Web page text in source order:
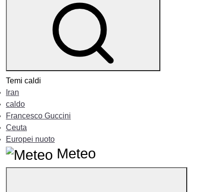
Temi caldi
Iran
caldo
Francesco Guccini
Ceuta
Europei nuoto
Meteo